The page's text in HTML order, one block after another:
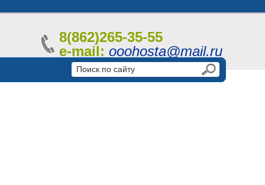
8(862)265-35-55
e-mail: ooohosta@mail.ru